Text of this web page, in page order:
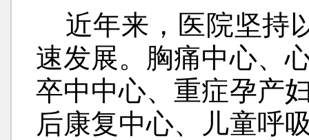
近年来，医院坚持
速发展。胸痛中心、
卒中中心、重症孕产
后康复中心、儿童呼